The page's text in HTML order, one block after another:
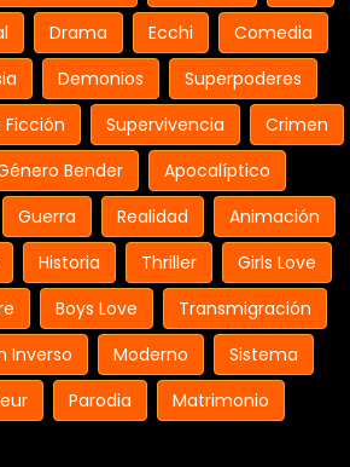
Drama Ecchi
Comedia
Demonios
Superpoderes
Supervivencia
Crimen
Bender
Apocalíptico
Guerra Realidad
Animación
Historia Thriller
Girls Love
Boys Love
Transmigración
Inverso Moderno
Sistema
Parodia Matrimonio